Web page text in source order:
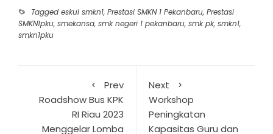
Tagged eskul smkn1, Prestasi SMKN 1 Pekanbaru, Prestasi
SMKN1pku, smekansa, smk negeri 1 pekanbaru, smk pk, smkn1,
smkn1pku
Prev
Roadshow Bus KPK
RI Riau 2023
Menggelar Lomba
Next
Workshop
Peningkatan
Kapasitas Guru dan